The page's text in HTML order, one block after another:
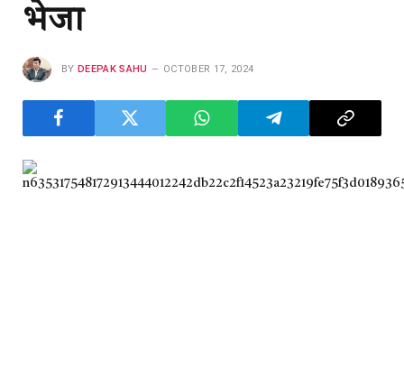
भेजा
BY DEEPAK SAHU OCTOBER 17, 2024